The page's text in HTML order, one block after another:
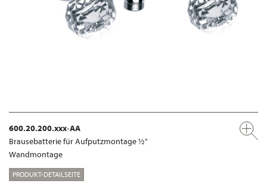
600.20.200.xxx-AA
Brausebatterie für Aufputzmontage ½"
Wandmontage
PRODUKT-DETAILSEITE